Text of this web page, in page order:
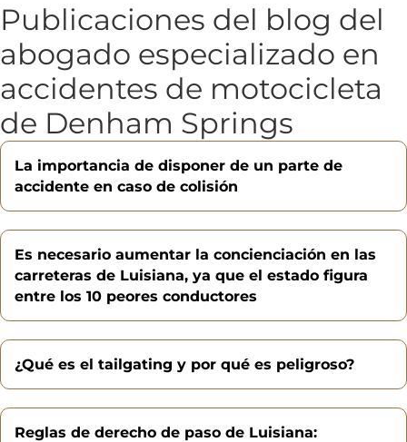
Publicaciones del blog del
abogado especializado en
accidentes de motocicleta
de Denham Springs
La importancia de disponer de un parte de
accidente en caso de colisión
Es necesario aumentar la concienciación en las
carreteras de Luisiana, ya que el estado figura
entre los 10 peores conductores
¿Qué es el tailgating y por qué es peligroso?
Reglas de derecho de paso de Luisiana: